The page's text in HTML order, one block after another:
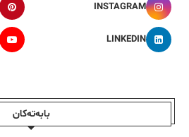
INSTAGRAM
LINKEDIN
بابەتەکان